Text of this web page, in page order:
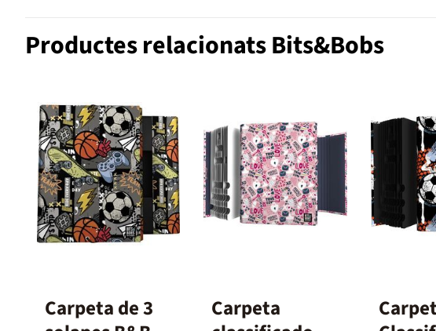
Productes relacionats Bits&Bobs
Carpeta de 3
Carpeta